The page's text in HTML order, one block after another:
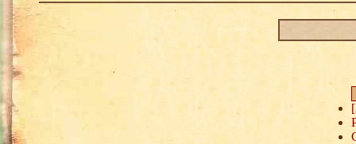
[